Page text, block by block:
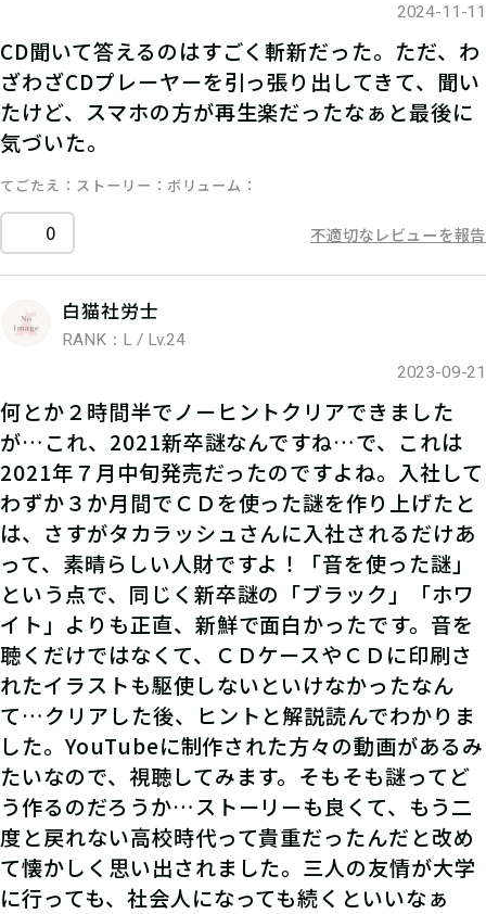
2024-11-11
CD聞いて答えるのはすごく斬新だった。ただ、わ
ざわざCDプレーヤーを引っ張り出してきて、聞い
たけど、スマホの方が再生楽だったなぁと最後に
気づいた。
てごたえ ストーリー ボリューム
0 不適切なレビューを報告
白猫社労士
RANK：L / Lv.24
2023-09-21
何とか２時間半でノーヒントクリアできました
が…これ、2021新卒謎なんですね…で、これは
2021年７月中旬発売だったのですよね。入社して
わずか３か月間でＣＤを使った謎を作り上げたと
は、さすがタカラッシュさんに入社されるだけあ
って、素晴らしい人財ですよ！「音を使った謎」
という点で、同じく新卒謎の「ブラック」「ホワ
イト」よりも正直、新鮮で面白かったです。音を
聴くだけではなくて、ＣＤケースやＣＤに印刷さ
れたイラストも駆使しないといけなかったなん
て…クリアした後、ヒントと解説読んでわかりま
した。YouTubeに制作された方々の動画があるみ
たいなので、視聴してみます。そもそも謎ってど
う作るのだろうか…ストーリーも良くて、もう二
度と戻れない高校時代って貴重だったんだと改め
て懐かしく思い出されました。三人の友情が大学
に行っても、社会人になっても続くといいなぁ